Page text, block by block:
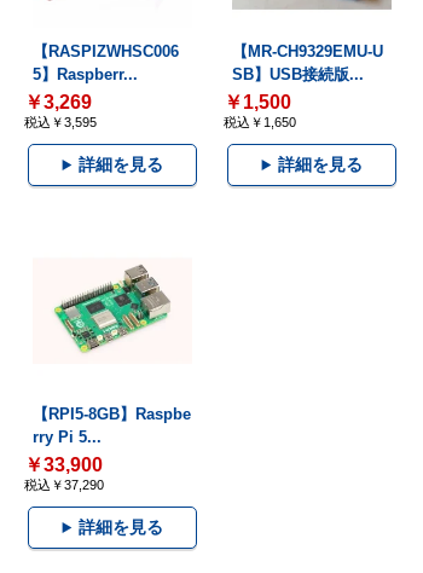
【RASPIZWHSC006
5】Raspberr...
￥3,269
税込￥3,595
詳細を見る
【MR-CH9329EMU-U
SB】USB接続版...
￥1,500
税込￥1,650
詳細を見る
【RPI5-8GB】Raspbe
rry Pi 5...
￥33,900
税込￥37,290
詳細を見る